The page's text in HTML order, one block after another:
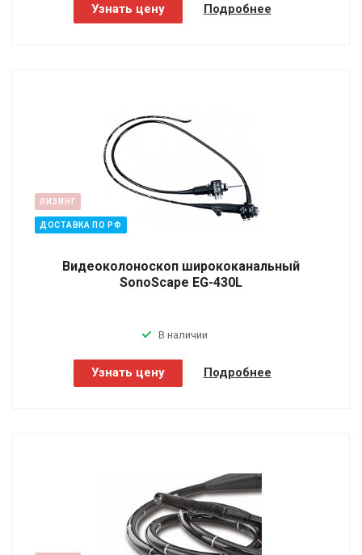
Узнать цену Подробнее
ЛИЗИНГ
ДОСТАВКА ПО РФ
Видеоколоноскоп ширококанальный
SonoScape EG-430L
В наличии
Узнать цену Подробнее